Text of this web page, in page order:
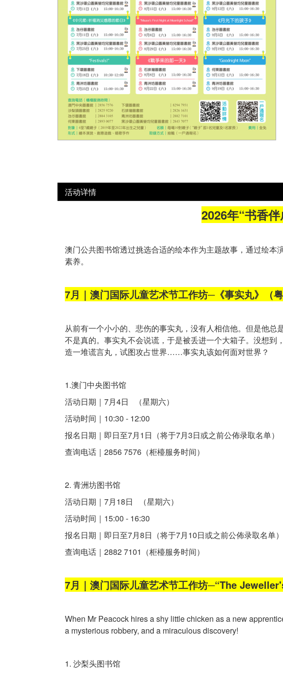
活动详情
2026年“书香
澳门公共图书馆透过挑选合适的绘本作为主题故事，通过绘
素养。
7月｜澳门国际儿童艺术节工作坊─《事实丸》（粤
从前有一个小小的、悲伤的事实丸，没有人相信他。但是他总
不是真的。事实丸不会说谎，于是被丢进一个大箱子。没想
造一堆谎言丸，试图攻占世界……事实丸该如何面对世界？
1.澳门中央图书馆
活动日期｜7月4日 （星期六）
活动时间｜10:30 - 12:00
报名日期｜即日至7月1日（将于7月3日或之前公佈录取名单）
查询电话｜2856 7576（柜檯服务时间）
2. 青洲坊图书馆
活动日期｜7月18日 （星期六）
活动时间｜15:00 - 16:30
报名日期｜即日至7月8日（将于7月10日或之前公佈录取名单）
查询电话｜2882 7101（柜檯服务时间）
7月｜澳门国际儿童艺术节工作坊─“The
When Mr Peacock hires a shy little chicken as a new
a mysterious robbery, and a miraculous discovery!
1. 沙梨头图书馆